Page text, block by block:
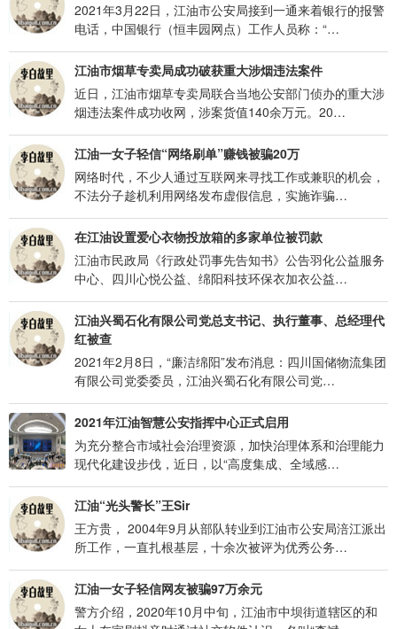
2021年3月22日，江油市公安局接到一通来着银行的报警
电话，中国银行（恒丰园网点）工作人员称：“…
江油市烟草专卖局成功破获重大涉烟违法案件
近日，江油市烟草专卖局联合当地公安部门侦办的重大涉
烟违法案件成功收网，涉案货值140余万元。20…
江油一女子轻信“网络刷单”赚钱被骗20万
网络时代，不少人通过互联网来寻找工作或兼职的机会，
不法分子趁机利用网络发布虚假信息，实施诈骗…
在江油设置爱心衣物投放箱的多家单位被罚款
江油市民政局《行政处罚事先告知书》公告羽化公益服务
中心、四川心悦公益、绵阳科技环保衣加衣公益…
江油兴蜀石化有限公司党总支书记、执行董事、总经理代
红被查
2021年2月8日，“廉洁绵阳”发布消息：四川国储物流集团
有限公司党委委员，江油兴蜀石化有限公司党…
2021年江油智慧公安指挥中心正式启用
为充分整合市域社会治理资源，加快治理体系和治理能力
现代化建设步伐，近日，以“高度集成、全域感…
江油“光头警长”王Sir
王方贵， 2004年9月从部队转业到江油市公安局涪江派出
所工作，一直扎根基层，十余次被评为优秀公务…
江油一女子轻信网友被骗97万余元
警方介绍，2020年10月中旬，江油市中坝街道辖区的和